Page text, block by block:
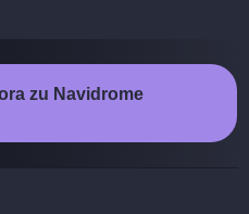
zu Navidrome